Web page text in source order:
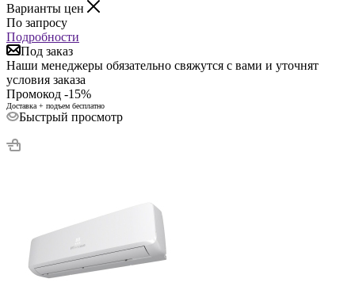
Варианты цен
По запросу
Подробности
Под заказ
Наши менеджеры обязательно свяжутся с вами и уточнят
условия заказа
Промокод -15%
Доставка + подъем бесплатно
Быстрый просмотр